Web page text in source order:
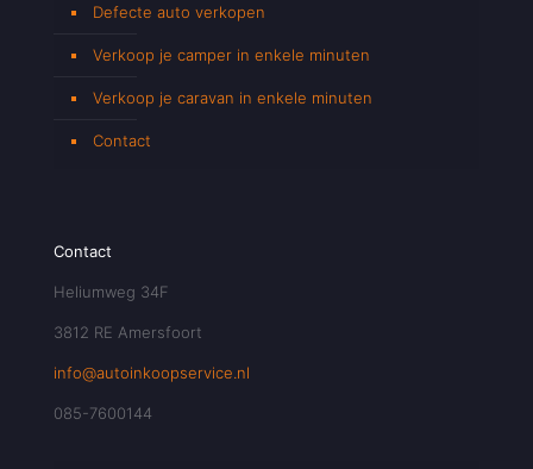
Defecte auto verkopen
Verkoop je camper in enkele minuten
Verkoop je caravan in enkele minuten
Contact
Contact
Heliumweg 34F
3812 RE Amersfoort
info@autoinkoopservice.nl
085-7600144